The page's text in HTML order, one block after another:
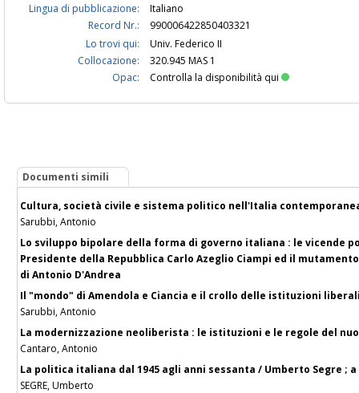
Lingua di pubblicazione:
Italiano
Record Nr.:
990006422850403321
Lo trovi qui:
Univ. Federico II
Collocazione:
320.945 MAS 1
Opac:
Controlla la disponibilità qui
Documenti simili
Cultura, società civile e sistema politico nell'Italia
Sarubbi, Antonio
Lo sviluppo bipolare della forma di governo italiana : le vicende
Presidente della Repubblica Carlo Azeglio Ciampi ed il
di Antonio D'Andrea
Il "mondo" di Amendola e Ciancia e il crollo delle istituzioni
Sarubbi, Antonio
La modernizzazione neoliberista : le istituzioni e le regole del
Cantaro, Antonio
La politica italiana dal 1945 agli anni sessanta / Umberto Segre ;
SEGRE, Umberto